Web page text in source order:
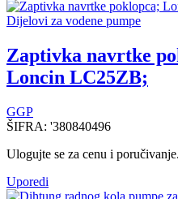
Dijelovi za vodene pumpe
Zaptivka navrtke
Loncin LC25ZB;
GGP
ŠIFRA: '380840496
Ulogujte se za cenu i poručivanje.
Uporedi